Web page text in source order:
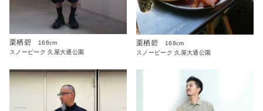
栗栖碧
168cm
スノーピーク 久屋大通公園
栗栖碧
168cm
スノーピーク 久屋大通公園